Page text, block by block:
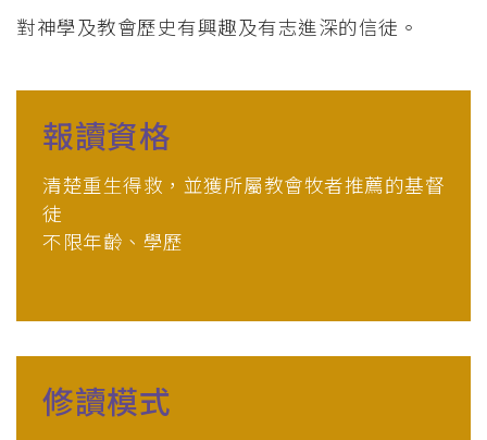
對神學及教會歷史有興趣及有志進深的信徒。
報讀資格
清楚重生得救，並獲所屬教會牧者推薦的基督
徒
不限年齡、學歷
修讀模式